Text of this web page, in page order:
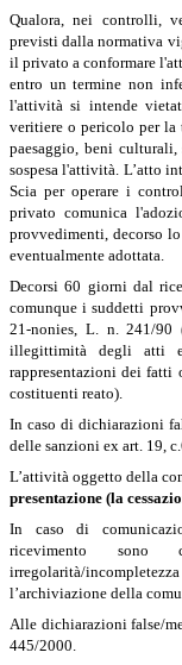
Qualora, nei controlli,
previsti dalla normativa
il privato a conformare
entro un termine non
l'attività si intende
veritiere o pericolo per la
paesaggio, beni
sospesa l'attività. L’atto
Scia per operare i
privato comunica
provvedimenti, decorso
eventualmente adottata.
Decorsi 60 giorni dal
comunque i suddetti
21-nonies, L. n. 241/
illegittimità degli atti
rappresentazioni dei fatti
costituenti reato).
In caso di dichiarazioni
delle sanzioni ex art. 19,
L’attività oggetto della
presentazione (la
In caso di
ricevimento sono
irregolarità/
l’archiviazione della
Alle dichiarazioni false/
445/2000.